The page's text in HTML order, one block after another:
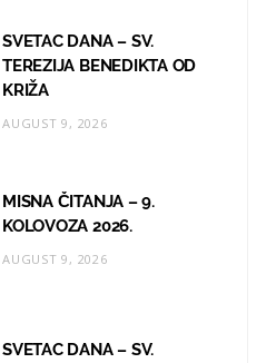
g
r
a
b
e
SVETAC DANA – SV.
TEREZIJA BENEDIKTA OD
KRIŽA
AUGUST 9, 2026
MISNA ČITANJA – 9.
KOLOVOZA 2026.
AUGUST 9, 2026
SVETAC DANA – SV.